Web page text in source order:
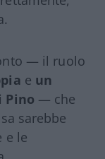
— il ruolo
e un
Pino — che
sarebbe
e le